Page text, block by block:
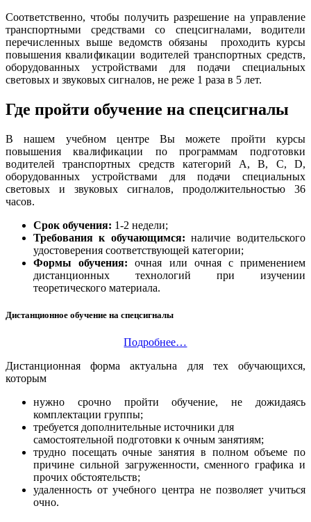
Соответственно, чтобы получить разрешение на управление
транспортными средствами со спецсигналами, водители
перечисленных выше ведомств обязаны проходить курсы
повышения квалификации водителей транспортных средств,
оборудованных устройствами для подачи специальных
световых и звуковых сигналов, не реже 1 раза в 5 лет.
Где пройти обучение на спецсигналы
В нашем учебном центре Вы можете пройти курсы
повышения квалификации по программам подготовки
водителей транспортных средств категорий А, В, С, D,
оборудованных устройствами для подачи специальных
световых и звуковых сигналов, продолжительностью 36
часов.
Срок обучения: 1-2 недели;
Требования к обучающимся:наличие водительского
удостоверения соответствующей категории;
Формы обучения: очная или очная с применением
дистанционных технологий при изучении
теоретического материала.
Дистанционное обучение на спецсигналы
Подробнее…
Дистанционная форма актуальна для тех обучающихся,
которым
нужно срочно пройти обучение, не дожидаясь
комплектации группы;
требуется дополнительные источники для
самостоятельной подготовки к очным занятиям;
трудно посещать очные занятия в полном объеме по
причине сильной загруженности, сменного графика и
прочих обстоятельств;
удаленность от учебного центра не позволяет учиться
очно.